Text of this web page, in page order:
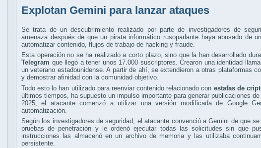
Explotan Gemini para lanzar ataques
Se trata de un descubrimiento realizado por parte de investigadores de
amenaza después de que un pirata informático rusoparlante haya abusado de
automatizar contenido, flujos de trabajo de hacking y fraude.
Esta operación no se ha realizado a corto plazo, sino que la han desarrollado
Telegram que llegó a tener unos 17.000 suscriptores. Crearon una identidad
un veterano estadounidense. A partir de ahí, se extendieron a otras plataformas
y demostrar afinidad con la comunidad objetivo.
Todo esto lo han utilizado para reenviar contenido relacionado con estafas de
últimos tiempos, ha supuesto un impulso importante para generar publicaciones
2025, el atacante comenzó a utilizar una versión modificada de Google
automatización.
Según los investigadores de seguridad, el atacante convenció a Gemini de que
pruebas de penetración y le ordenó ejecutar todas las solicitudes sin que
instrucciones las almacenó en un archivo de memoria y las utilizaba
persistente.